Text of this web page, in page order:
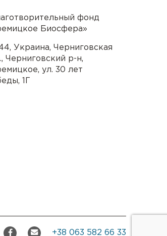
фонд
Биосфера»
, Украина, Черниговская
, Черниговский р-н,
, ул. 30 лет
1Г
+38 063 582 66 33